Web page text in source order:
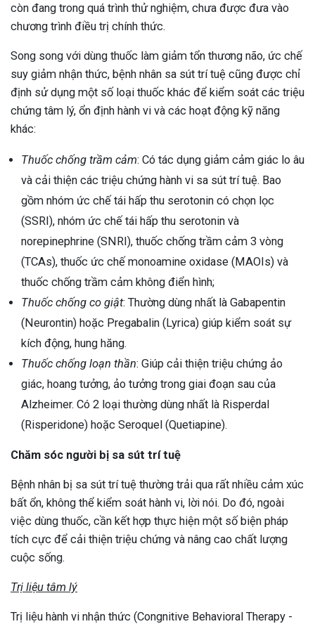
còn đang trong quá trình thử nghiệm, chưa được đưa vào
chương trình điều trị chính thức.
Song song với dùng thuốc làm giảm tổn thương não, ức chế
suy giảm nhận thức, bệnh nhân sa sút trí tuệ cũng được chỉ
định sử dụng một số loại thuốc khác để kiểm soát các triệu
chứng tâm lý, ổn định hành vi và các hoạt động kỹ năng
khác:
Thuốc chống trầm cảm: Có tác dụng giảm cảm giác lo âu
và cải thiện các triệu chứng hành vi sa sút trí tuệ. Bao
gồm nhóm ức chế tái hấp thu serotonin có chọn lọc
(SSRI), nhóm ức chế tái hấp thu serotonin và
norepinephrine (SNRI), thuốc chống trầm cảm 3 vòng
(TCAs), thuốc ức chế monoamine oxidase (MAOIs) và
thuốc chống trầm cảm không điển hình;
Thuốc chống co giật: Thường dùng nhất là Gabapentin
(Neurontin) hoặc Pregabalin (Lyrica) giúp kiểm soát sự
kích động, hung hăng.
Thuốc chống loạn thần: Giúp cải thiện triệu chứng ảo
giác, hoang tưởng, ảo tưởng trong giai đoạn sau của
Alzheimer. Có 2 loại thường dùng nhất là Risperdal
(Risperidone) hoặc Seroquel (Quetiapine).
Chăm sóc người bị sa sút trí tuệ
Bệnh nhân bị sa sút trí tuệ thường trải qua rất nhiều cảm xúc
bất ổn, không thể kiểm soát hành vi, lời nói. Do đó, ngoài
việc dùng thuốc, cần kết hợp thực hiện một số biện pháp
tích cực để cải thiện triệu chứng và nâng cao chất lượng
cuộc sống.
Trị liệu tâm lý
Trị liệu hành vi nhận thức (Congnitive Behavioral Therapy -